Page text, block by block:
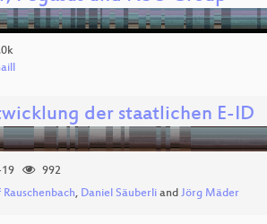
der staatlichen E-ID
992
Rauschenbach, Daniel Säuberli and Jörg Mäder